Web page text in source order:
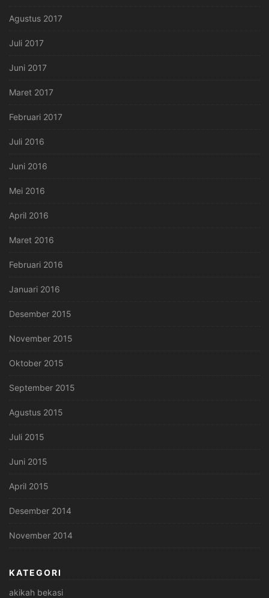
Agustus 2017
Juli 2017
Juni 2017
Maret 2017
Februari 2017
Juli 2016
Juni 2016
Mei 2016
April 2016
Maret 2016
Februari 2016
Januari 2016
Desember 2015
November 2015
Oktober 2015
September 2015
Agustus 2015
Juli 2015
Juni 2015
April 2015
Desember 2014
November 2014
KATEGORI
akikah bekasi